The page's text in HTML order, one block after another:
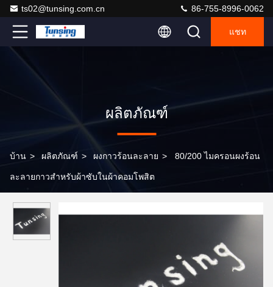
ts02@tunsing.com.cn 86-755-8996-0062
แชท
ผลิตภัณฑ์
บ้าน > ผลิตภัณฑ์ > ผงกาวร้อนละลาย > 80/200 ไมครอนผงร้อน
ละลายกาวสำหรับผ้าซับในผ้าคอมโพสิต